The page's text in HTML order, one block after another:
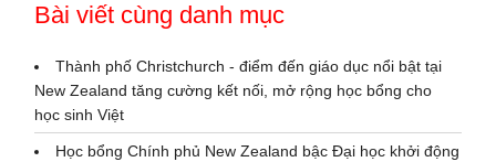
Bài viết cùng danh mục
Thành phố Christchurch - điểm đến giáo dục nổi bật tại
New Zealand tăng cường kết nối, mở rộng học bổng cho
học sinh Việt
Học bổng Chính phủ New Zealand bậc Đại học khởi động